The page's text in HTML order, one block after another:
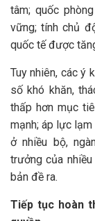
tâm; quốc
vững; tính chủ
quốc tế được
Tuy nhiên, các ý
số khó khăn,
thấp hơn mục
mạnh; áp lực
ở nhiều bộ,
trưởng của
bản đề ra.
Tiếp tục hoàn